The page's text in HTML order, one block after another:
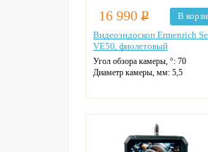
16 990 Р
В
Видеоэндоскоп Ermenrich
VE50, фиолетовый
Угол обзора камеры, °: 70
Диаметр камеры, мм: 5,5